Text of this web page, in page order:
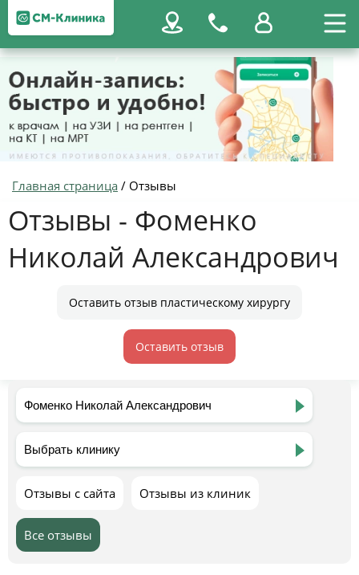
Главная страница / Отзывы
Отзывы - Фоменко
Николай Александрович
Оставить отзыв пластическому хирургу
Оставить отзыв
Отзывы с сайта Отзывы из клиник
Все отзывы